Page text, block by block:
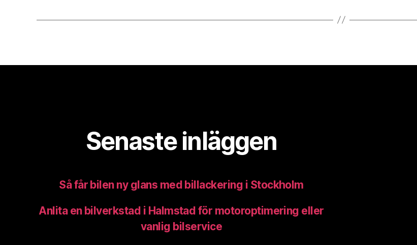
Senaste inläggen
Så får bilen ny glans med billackering i Stockholm
Anlita en bilverkstad i Halmstad för motoroptimering eller
vanlig bilservice